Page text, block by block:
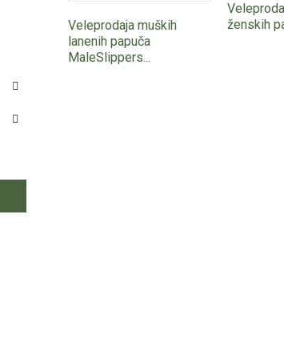
Veleprodaja muških
lanenih papuča
MaleSlippers...
ženskih